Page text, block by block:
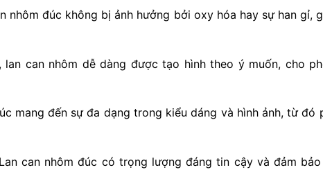
nhôm đúc không bị ảnh hưởng bởi oxy hóa hay sự han gỉ,
can nhôm dễ dàng được tạo hình theo ý muốn, cho
mang đến sự đa dạng trong kiểu dáng và hình ảnh, từ đó
can nhôm đúc có trọng lượng đáng tin cậy và đảm